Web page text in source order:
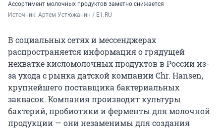
Ассортимент молочных продуктов заметно снижается
Источник: Артем Устюжанин / E1.RU
В социальных сетях и мессенджерах
распространяется информация о грядущей
нехватке кисломолочных продуктов в России из-
за ухода с рынка датской компании Chr. Hansen,
крупнейшего поставщика бактериальных
заквасок. Компания производит культуры
бактерий, пробиотики и ферменты для молочной
продукции — они незаменимы для создания